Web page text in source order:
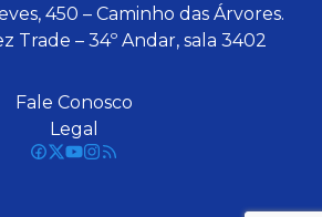
450 – Caminho das Árvores.
Trade – 34º Andar, sala 3402
Fale Conosco
Legal